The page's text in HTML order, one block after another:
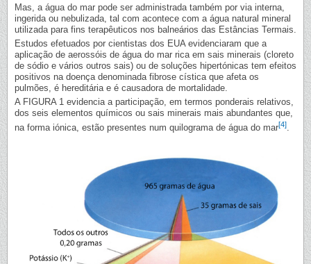
Mas, a água do mar pode ser administrada também por via interna,
ingerida ou nebulizada, tal com acontece com a água natural mineral
utilizada para fins terapêuticos nos balneários das Estâncias Termais.
Estudos efetuados por cientistas dos EUA evidenciaram que a
aplicação de aerossóis de água do mar rica em sais minerais (cloreto
de sódio e vários outros sais) ou de soluções hipertónicas tem efeitos
positivos na doença denominada fibrose cística que afeta os
pulmões, é hereditária e é causadora de mortalidade.
A FIGURA 1 evidencia a participação, em termos ponderais relativos,
dos seis elementos químicos ou sais minerais mais abundantes que,
na forma iónica, estão presentes num quilograma de água do mar[4].